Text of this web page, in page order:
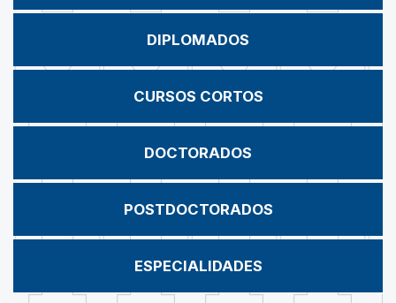
DIPLOMADOS
CURSOS CORTOS
DOCTORADOS
POSTDOCTORADOS
ESPECIALIDADES